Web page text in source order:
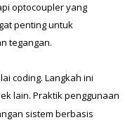
optocoupler yang
penting untuk
tegangan.
coding. Langkah ini
lain. Praktik penggunaan
sistem berbasis